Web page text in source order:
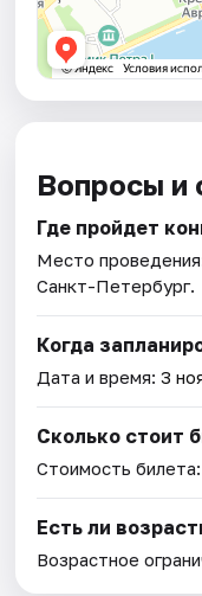
Вопросы и
Где пройдет
Место
Санкт-Петербург.
Когда
Дата и время:3
Сколько стоит
Стоимость
Есть ли
Возрастное